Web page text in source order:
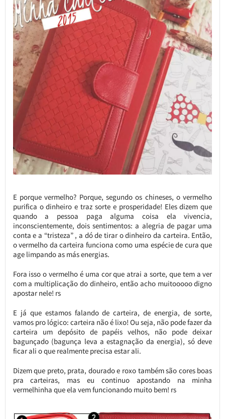
E porque vermelho? Porque, segundo os chineses, o vermelho
purifica o dinheiro e traz sorte e prosperidade! Eles dizem que
quando a pessoa paga alguma coisa ela vivencia,
inconscientemente, dois sentimentos: a alegria de pagar uma
conta e a “tristeza” , a dó de tirar o dinheiro da carteira. Então,
o vermelho da carteira funciona como uma espécie de cura que
age limpando as más energias.
Fora isso o vermelho é uma cor que atrai a sorte, que tem a ver
com a multiplicação do dinheiro, então acho muitooooo digno
apostar nele! rs
E já que estamos falando de carteira, de energia, de sorte,
vamos pro lógico: carteira não é lixo! Ou seja, não pode fazer da
carteira um depósito de papéis velhos, não pode deixar
bagunçado (bagunça leva a estagnação da energia), só deve
ficar ali o que realmente precisa estar ali.
Dizem que preto, prata, dourado e roxo também são cores boas
pra carteiras, mas eu continuo apostando na minha
vermelhinha que ela vem funcionando muito bem! rs